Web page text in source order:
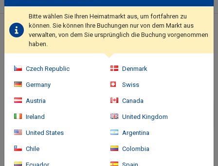
features complimentary wireless internet access, concierge
services, and babysitting (surcharge).. Hotelstars Union assigns
an official star rating for properties in Switzerland. This property
is rated 4 stars.. Featured amenities include a business center,
complimentary newspapers in the lobby, and dry
cleaning/laundry services. A train station pick-up service is
available onsite..
Standort des Hotels
Bitte wählen Sie Ihren Heimatmarkt aus, um fortfahren zu
können. Sie können Ihre Buchungen nur von dem Markt aus
verwalten, von dem Sie ursprünglich die Buchung vorgenommen
haben.
Czech Republic Denmark
Germany Swiss
Austria Canada
Ireland United Kingdom
United States Argentina
Chile Colombia
Ecuador Spain